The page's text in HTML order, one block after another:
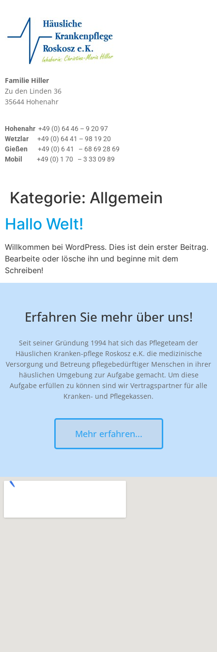
springen
Familie Hiller
Zu den Linden 36
35644 Hohenahr
Hohenahr +49 (0) 64 46 – 9 20 97
Wetzlar +49 (0) 64 41 – 98 19 20
Gießen +49 (0) 6 41 – 68 69 28 69
Mobil
+49 (0) 1 70 – 3 33 09 89
Kategorie: Allgemein
Hallo Welt!
Willkommen bei WordPress. Dies ist dein erster Beitrag.
Bearbeite oder lösche ihn und beginne mit dem
Schreiben!
Erfahren Sie mehr über uns!
Seit seiner Gründung 1994 hat sich das Pflegeteam der
Häuslichen Kranken-pflege Roskosz e.K. die medizinische
Versorgung und Betreung pflegebedürftiger Menschen in ihrer
häuslichen Umgebung zur Aufgabe gemacht. Um diese
Aufgabe erfüllen zu können sind wir Vertragspartner für alle
Kranken- und Pflegekassen.
Mehr erfahren...